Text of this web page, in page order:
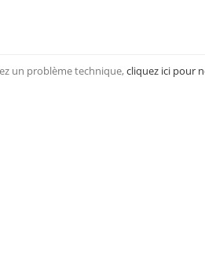
un problème technique,cliquez ici pour